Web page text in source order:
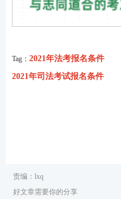
Tag： 2021年法考报名条件
2021年司法考试报名条件
责编：lxq
好文章需要你的分享